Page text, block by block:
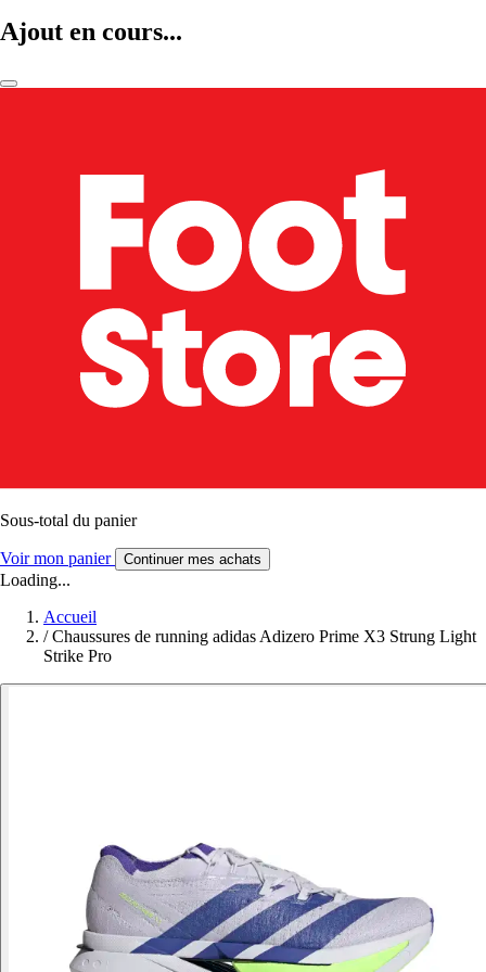
Ajout en cours...
Sous-total du panier
Voir mon panier Continuer mes achats
Loading...
Accueil
/ Chaussures de running adidas Adizero Prime X3 Strung Light
Strike Pro